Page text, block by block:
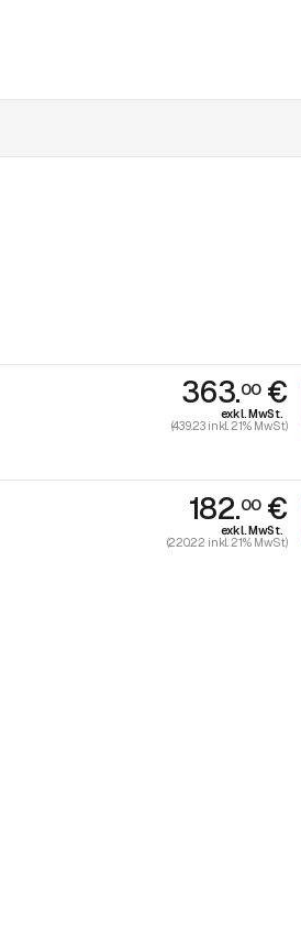
363.00€
exkl. MwSt.
(439.23 inkl. 21% MwSt)
182.00€
exkl. MwSt.
(220.22 inkl. 21% MwSt)